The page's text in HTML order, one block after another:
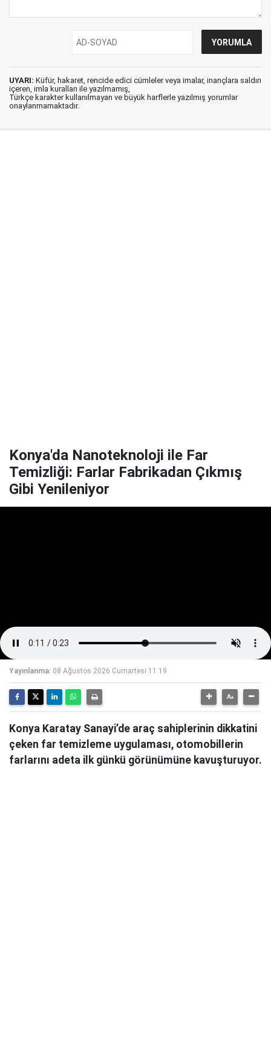
UYARI: Küfür, hakaret, rencide edici cümleler veya imalar, inançlara saldırı
içeren, imla kuralları ile yazılmamış,
Türkçe karakter kullanılmayan ve büyük harflerle yazılmış yorumlar
onaylanmamaktadır.
Konya'da Nanoteknoloji ile Far
Temizliği: Farlar Fabrikadan Çıkmış
Gibi Yenileniyor
Yayınlanma: 08 Ağustos 2026 Cumartesi 11:19
Konya Karatay Sanayi’de araç sahiplerinin dikkatini
çeken far temizleme uygulaması, otomobillerin
farlarını adeta ilk günkü görünümüne kavuşturuyor.